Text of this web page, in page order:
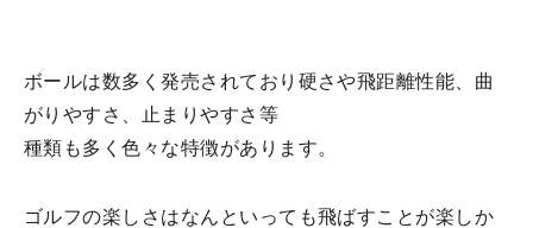
ボールは数多く発売されており硬さや飛距離性能、曲
がりやすさ、止まりやすさ等
種類も多く色々な特徴があります。
ゴルフの楽しさはなんといっても飛ばすことが楽しか